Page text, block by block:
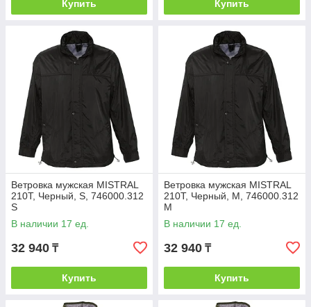
Купить Купить
Ветровка мужская MISTRAL
210T, Черный, S, 746000.312
S
В наличии 17 ед.
32 940 ₸
Купить
Ветровка мужская MISTRAL
210T, Черный, M, 746000.312
M
В наличии 17 ед.
32 940 ₸
Купить